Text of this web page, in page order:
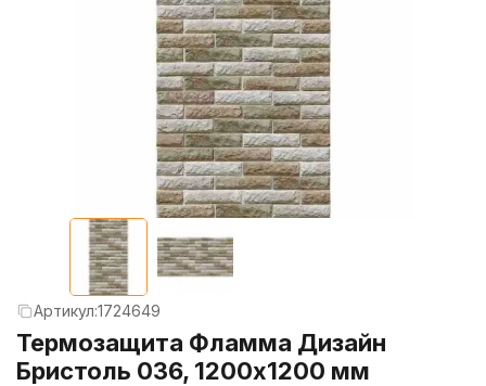
Артикул:1724649
Термозащита Фламма Дизайн
Бристоль 036, 1200х1200 мм